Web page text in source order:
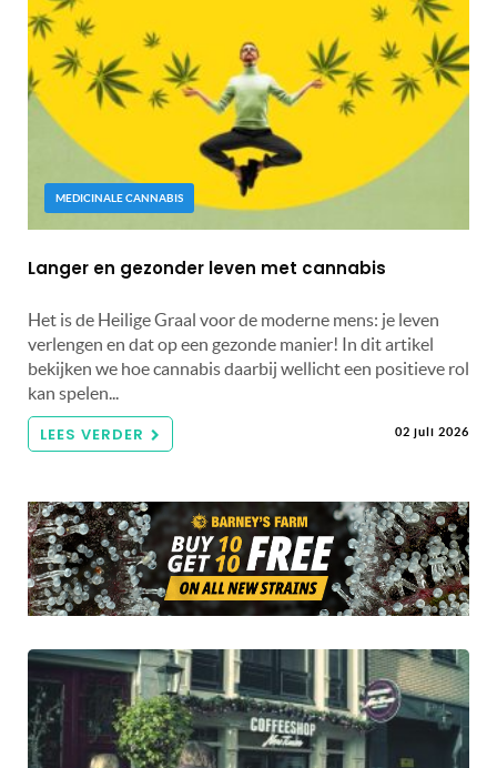
MEDICINALE CANNABIS
Langer en gezonder leven met cannabis
Het is de Heilige Graal voor de moderne mens: je leven
verlengen en dat op een gezonde manier! In dit artikel
bekijken we hoe cannabis daarbij wellicht een positieve rol
kan spelen...
LEES VERDER 02 juli 2026